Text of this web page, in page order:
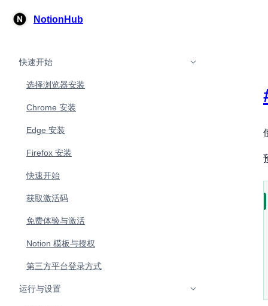
NotionHub
快速开始
选择浏览器安装
Chrome 安装
Edge 安装
Firefox 安装
快速开始
获取激活码
免费体验与激活
Notion 模板与授权
第三方平台登录方式
运行与设置